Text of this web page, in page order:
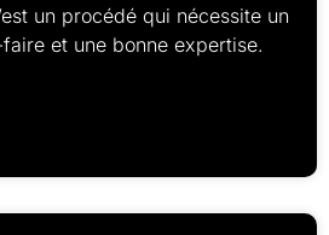
un procédé qui nécessite un
et une bonne expertise.